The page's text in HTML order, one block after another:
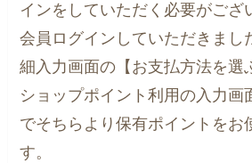
インをしていただく必要がござ
会員ログインしていただきまし
細入力画面の【お支払方法を選
ショップポイント利用の入力画
でそちらより保有ポイントをお
す。